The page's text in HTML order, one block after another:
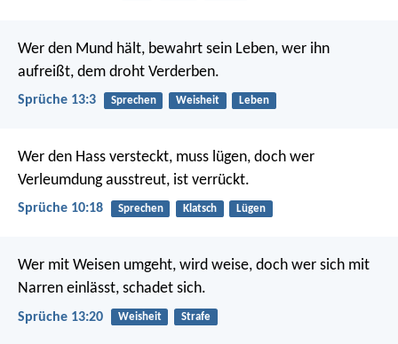
Wer den Mund hält, bewahrt sein Leben, wer ihn
aufreißt, dem droht Verderben.
Sprüche 13:3 Sprechen Weisheit Leben
Wer den Hass versteckt, muss lügen, doch wer
Verleumdung ausstreut, ist verrückt.
Sprüche 10:18 Sprechen Klatsch Lügen
Wer mit Weisen umgeht, wird weise, doch wer sich mit
Narren einlässt, schadet sich.
Sprüche 13:20 Weisheit Strafe